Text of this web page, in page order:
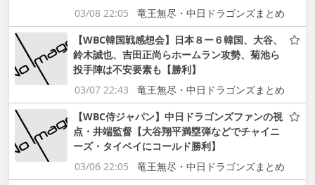
03/08 22:05
竜王無尽・中日ドラゴンズまとめ
【WBC韓国戦感想会】日本８ー６韓国、大谷、
鈴木誠也、吉田正尚らホームラン攻勢、菊池ら
投手陣は不安要素も【勝利】
03/07 22:43
竜王無尽・中日ドラゴンズまとめ
【WBC侍ジャパン】中日ドラゴンズファンの視
点・井端監督【大谷翔平満塁弾などでチャイニ
ーズ・タイペイにコールド勝利】
03/06 22:05
竜王無尽・中日ドラゴンズまとめ